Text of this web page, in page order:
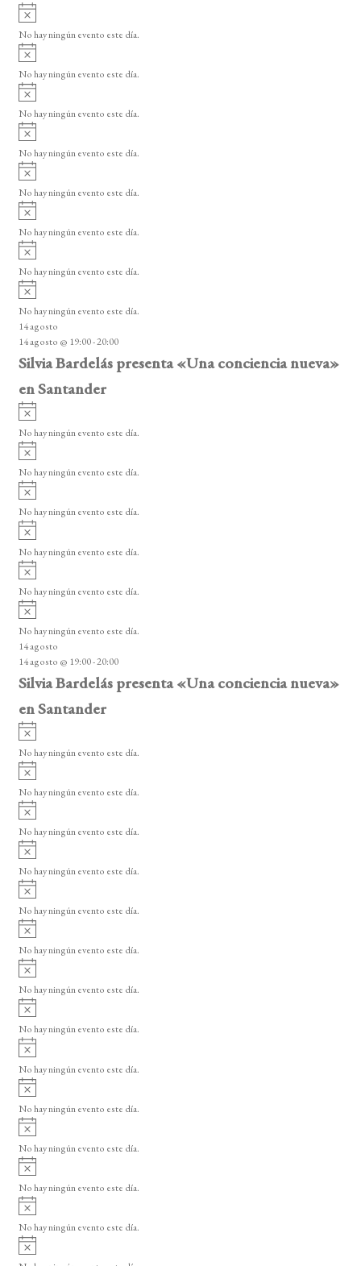
e
E
v
e
n
t
o
s
o
A
v
i
o
No hay ningún evento este día.
A
v
i
o
No hay ningún evento este día.
A
v
i
o
No hay ningún evento este día.
A
v
i
o
No hay ningún evento este día.
A
v
i
o
No hay ningún evento este día.
A
v
i
o
No hay ningún evento este día.
A
v
i
o
No hay ningún evento este día.
A
v
i
s
o
No hay ningún evento este día.
14 agosto
14 agosto @ 19:00-20:00
Silvia Bardelás presenta «Una conciencia nueva»
en Santander
A
v
i
o
No hay ningún evento este día.
A
v
i
o
No hay ningún evento este día.
A
v
i
o
No hay ningún evento este día.
A
v
i
o
No hay ningún evento este día.
A
v
i
o
No hay ningún evento este día.
A
v
i
s
o
No hay ningún evento este día.
14 agosto
14 agosto @ 19:00-20:00
Silvia Bardelás presenta «Una conciencia nueva»
en Santander
A
v
i
o
No hay ningún evento este día.
A
v
i
o
No hay ningún evento este día.
A
v
i
o
No hay ningún evento este día.
A
v
i
o
No hay ningún evento este día.
A
v
i
o
No hay ningún evento este día.
A
v
i
o
No hay ningún evento este día.
A
v
i
o
No hay ningún evento este día.
A
v
i
o
No hay ningún evento este día.
A
v
i
o
No hay ningún evento este día.
A
v
i
o
No hay ningún evento este día.
A
v
i
o
No hay ningún evento este día.
A
v
i
o
No hay ningún evento este día.
A
v
i
No hay ningún evento este día.
A
v